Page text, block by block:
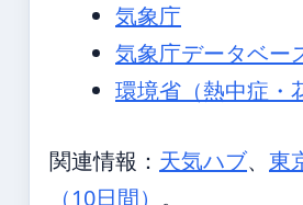
気象庁
気象庁データベー
環境省（熱中症・
関連情報： 天気ハブ、 東
（10日間） 。